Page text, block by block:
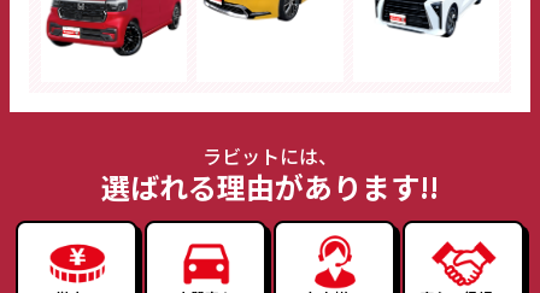
ラビットには、
選ばれる理由があります!!